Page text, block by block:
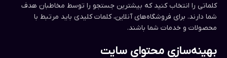
کلماتی را انتخاب کنید که بیشترین جستجو را توسط مخاطبان هدف
شما دارند. برای فروشگاه‌های آنلاین، کلمات کلیدی باید مرتبط با
محصولات و خدمات شما باشند.
بهینه‌سازی محتوای سایت